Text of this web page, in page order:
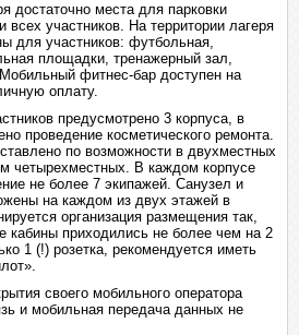
достаточно места для парковки
всех участников. На территории лагеря
для участников: футбольная,
площадки, тренажерный зал,
фитнес-бар доступен на
оплату.
предусмотрено 3 корпуса, в
проведение косметического ремонта.
по возможности в двухместных
четырехместных. В каждом корпусе
не более 7 экипажей. Санузел и
на каждом из двух этажей в
организация размещения так,
кабины приходились не более чем на 2
1 (!) розетка, рекомендуется иметь
своего мобильного оператора
и мобильная передача данных не